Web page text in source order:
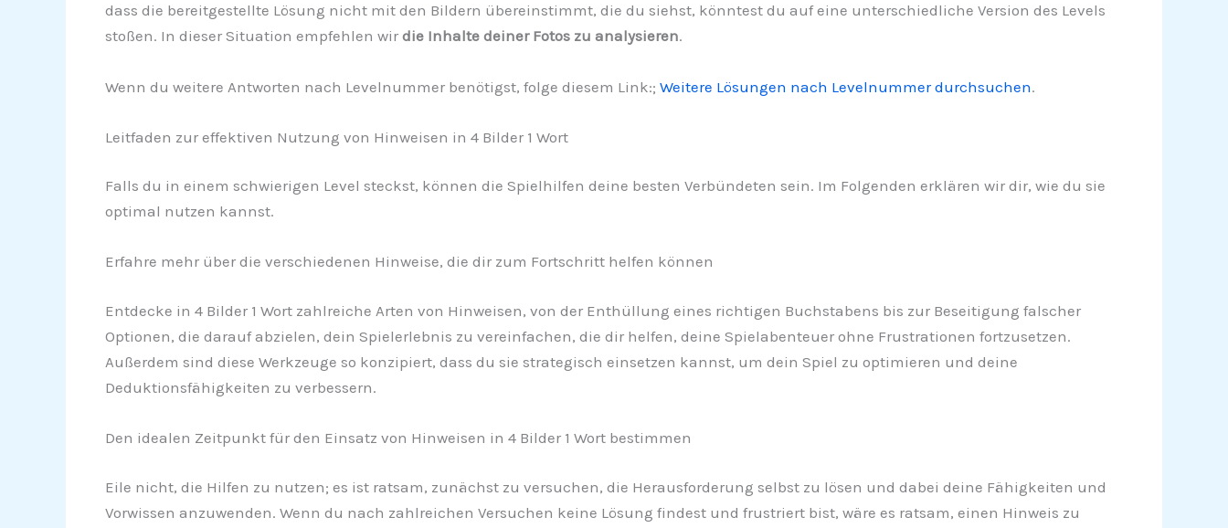
dass die bereitgestellte Lösung nicht mit den Bildern übereinstimmt, die du siehst, könntest du auf eine unterschiedliche Version des Levels
stoßen. In dieser Situation empfehlen wir die Inhalte deiner Fotos zu analysieren.
Wenn du weitere Antworten nach Levelnummer benötigst, folge diesem Link:; Weitere Lösungen nach Levelnummer durchsuchen.
Leitfaden zur effektiven Nutzung von Hinweisen in 4 Bilder 1 Wort
Falls du in einem schwierigen Level steckst, können die Spielhilfen deine besten Verbündeten sein. Im Folgenden erklären wir dir, wie du sie
optimal nutzen kannst.
Erfahre mehr über die verschiedenen Hinweise, die dir zum Fortschritt helfen können
Entdecke in 4 Bilder 1 Wort zahlreiche Arten von Hinweisen, von der Enthüllung eines richtigen Buchstabens bis zur Beseitigung falscher
Optionen, die darauf abzielen, dein Spielerlebnis zu vereinfachen, die dir helfen, deine Spielabenteuer ohne Frustrationen fortzusetzen.
Außerdem sind diese Werkzeuge so konzipiert, dass du sie strategisch einsetzen kannst, um dein Spiel zu optimieren und deine
Deduktionsfähigkeiten zu verbessern.
Den idealen Zeitpunkt für den Einsatz von Hinweisen in 4 Bilder 1 Wort bestimmen
Eile nicht, die Hilfen zu nutzen; es ist ratsam, zunächst zu versuchen, die Herausforderung selbst zu lösen und dabei deine Fähigkeiten und
Vorwissen anzuwenden. Wenn du nach zahlreichen Versuchen keine Lösung findest und frustriert bist, wäre es ratsam, einen Hinweis zu